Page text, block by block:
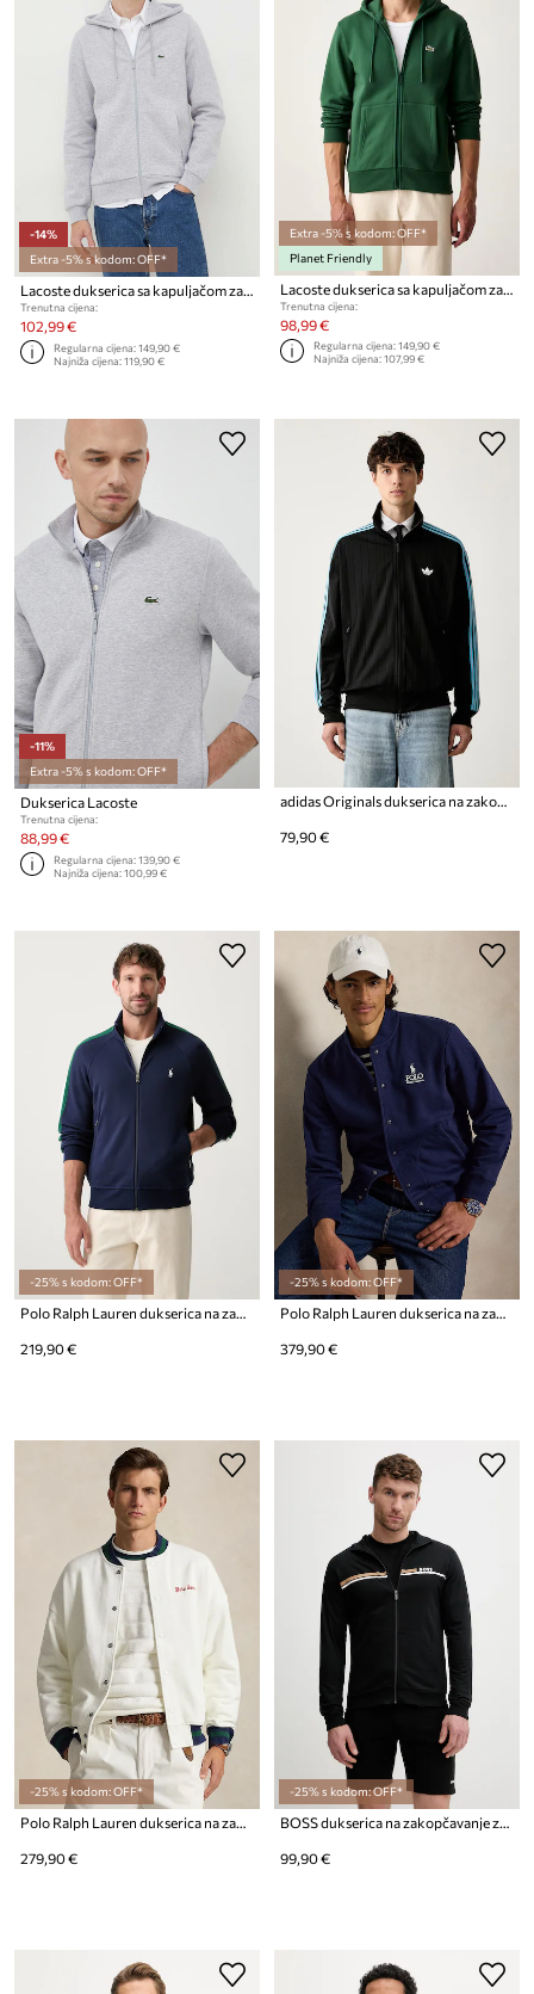
-14%
Extra -5% s kodom: OFF*
Lacoste dukserica sa kapuljačom za muškarce s pamukom
Trenutna cijena:
102,99 €
Regularna cijena:149,90 €
Najniža cijena:119,90 €
Extra -5% s kodom: OFF*
Planet Friendly
Lacoste dukserica sa kapuljačom za muškarce s pamukom
Trenutna cijena:
98,99 €
Regularna cijena:149,90 €
Najniža cijena:107,99 €
-11%
Extra -5% s kodom: OFF*
Dukserica Lacoste
Trenutna cijena:
88,99 €
Regularna cijena:139,90 €
Najniža cijena:100,99 €
79,90 €
-25% s kodom: OFF*
219,90 €
-25% s kodom: OFF*
379,90 €
-25% s kodom: OFF*
Polo Ralph Lauren dukserica na zakopčavanje muška
279,90 €
-25% s kodom: OFF*
BOSS dukserica na zakopčavanje za muškarce od pamuka Authentic Jacket Z
99,90 €